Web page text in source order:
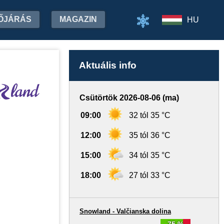
MAGAZIN HU
Aktuális info
Csütörtök 2026-08-06 (ma)
09:00 32 tól 35 °C
12:00 35 tól 36 °C
15:00 34 tól 35 °C
18:00 27 tól 33 °C
Snowland - Valčianska dolina